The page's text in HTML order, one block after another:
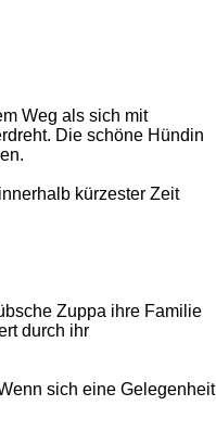
Weg als sich mit
Die schöne Hündin
kürzester Zeit
Zuppa ihre Familie
durch ihr
sich eine Gelegenheit